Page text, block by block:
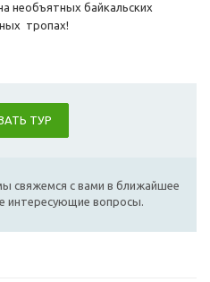
необъятных байкальских
тропах!
ТУР
свяжемся с вами в ближайшее
интересующие вопросы.